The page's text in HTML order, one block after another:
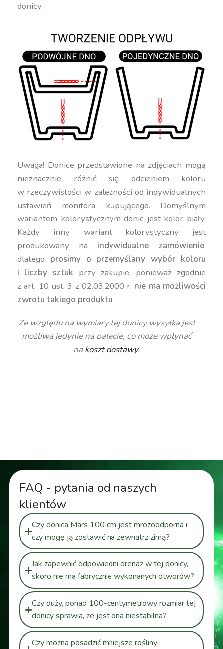
donicy.
Uwaga! Donice przedstawione na zdjęciach mogą
nieznacznie różnić się odcieniem koloru
w rzeczywistości w zależności od indywidualnych
ustawień monitora kupującego. Domyślnym
wariantem kolorystycznym donic jest kolor biały.
Każdy inny wariant kolorystyczny jest
produkowany na indywidualne zamówienie,
dlatego prosimy o przemyślany wybór koloru
i liczby sztuk przy zakupie, ponieważ zgodnie
z art. 10 ust. 3 z 02.03.2000 r. nie ma możliwości
zwrotu takiego produktu.
Ze względu na wymiary tej donicy wysyłka jest
możliwa jedynie na palecie, co może wpłynąć
na koszt dostawy.
FAQ - pytania od naszych
klientów
Czy donica Mars 100 cm jest mrozoodporna i
czy mogę ją zostawić na zewnątrz zimą?
Jak zapewnić odpowiedni drenaż w tej donicy,
skoro nie ma fabrycznie wykonanych otworów?
Czy duży, ponad 100-centymetrowy rozmiar tej
donicy sprawia, że jest ona niestabilna?
Czy można posadzić mniejsze rośliny